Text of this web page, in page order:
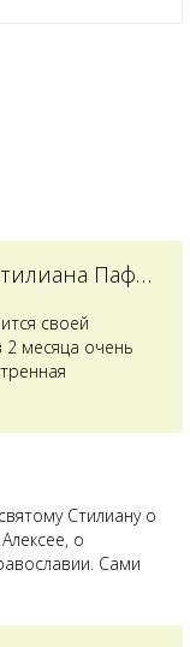
Чудо святого Преподобного Стилиана Пафлагонского
своей
месяца очень
после
незнакомую
узнала проСтилиану о
о
Сами
Через год